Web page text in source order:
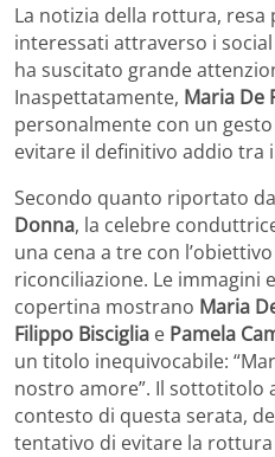
La notizia della rottura,
interessati attraverso i
ha suscitato grande
Inaspettatamente, Maria De
personalmente con un
evitare il definitivo addio tra
Secondo quanto riportato
Donna, la celebre
una cena a tre con
riconciliazione. Le immagini
copertina mostrano Maria
Filippo Bisciglia e Pamela
un titolo inequivocabile:
nostro amore”. Il sottotitolo
contesto di questa serata,
tentativo di evitare la